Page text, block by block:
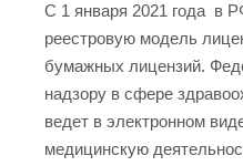
C 1 января 2021 года в
реестровую модель
бумажных лицензий.
надзору в сфере
ведет в электронном
медицинскую